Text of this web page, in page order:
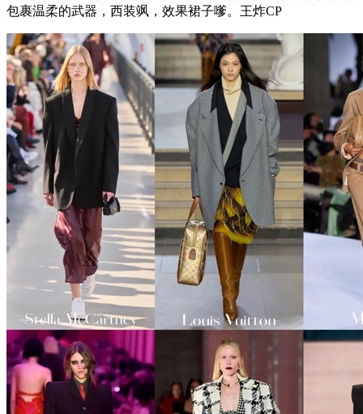
包裹温柔的武器，西装飒，效果裙子嗲。王炸CP